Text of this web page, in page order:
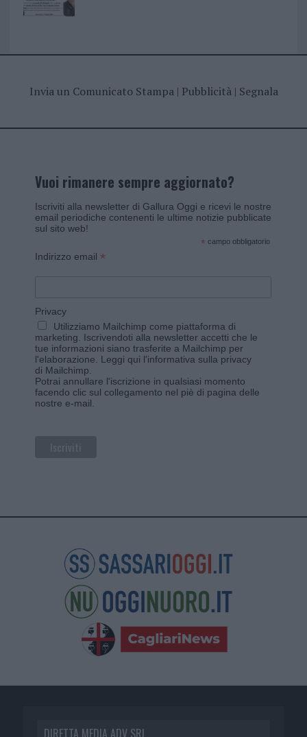
Invia un Comunicato Stampa| Pubblicità| Segnala
Vuoi rimanere sempre aggiornato?
Iscriviti alla newsletter di Gallura Oggi e ricevi le nostre
email periodiche contenenti le ultime notizie pubblicate
sul sito web!
* campo obbligatorio
Indirizzo email *
Privacy
Utilizziamo Mailchimp come piattaforma di
marketing. Iscrivendoti alla newsletter accetti che le
tue informazioni siano trasferite a Mailchimp per
l'elaborazione. Leggi qui l'informativa sulla privacy
di Mailchimp
Potrai annullare l'iscrizione in qualsiasi momento
facendo clic sul collegamento nel piè di pagina delle
nostre e-mail.
DIRETTA MEDIA ADV SRL